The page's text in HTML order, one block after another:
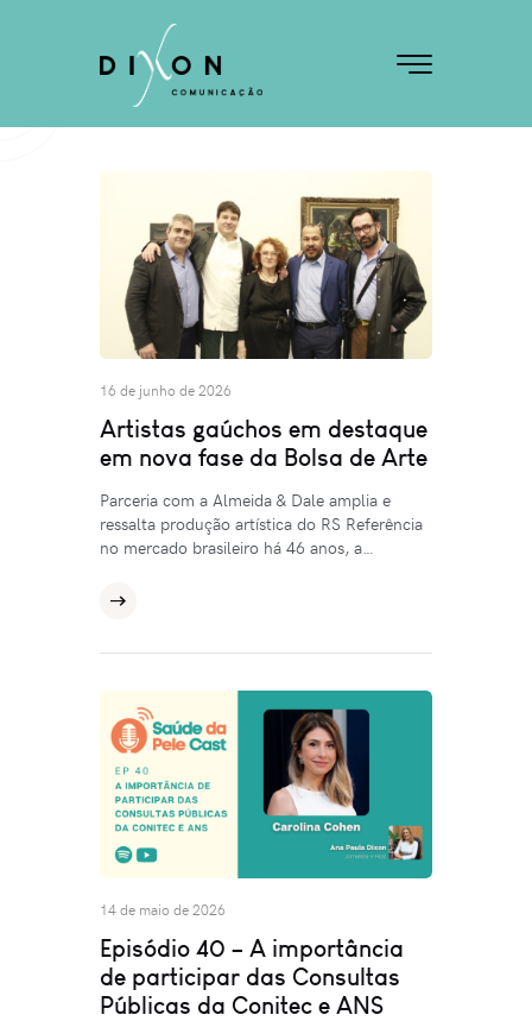
16 de junho de 2026
Artistas gaúchos em destaque
em nova fase da Bolsa de Arte
Parceria com a Almeida & Dale amplia e
ressalta produção artística do RS Referência
no mercado brasileiro há 46 anos, a…
14 de maio de 2026
Episódio 40 – A importância
de participar das Consultas
Públicas da Conitec e ANS